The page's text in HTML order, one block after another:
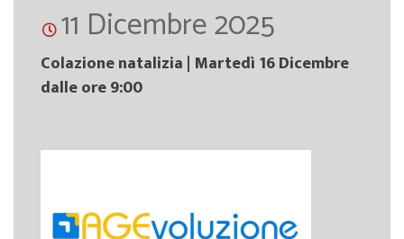
11 Dicembre 2025
Colazione natalizia | Martedì 16 Dicembre
dalle ore 9:00